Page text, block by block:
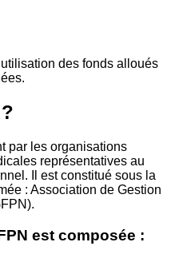
des fonds alloués
par les organisations
représentatives au
Il est constitué sous la
: Association de Gestion
est composée :